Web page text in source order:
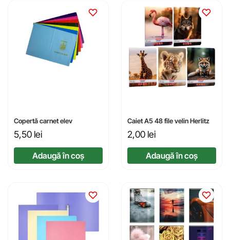
Copertă carnet elev
5,50 lei
Adaugă în coș
Caiet A5 48 file velin Herlitz
2,00 lei
Adaugă în coș